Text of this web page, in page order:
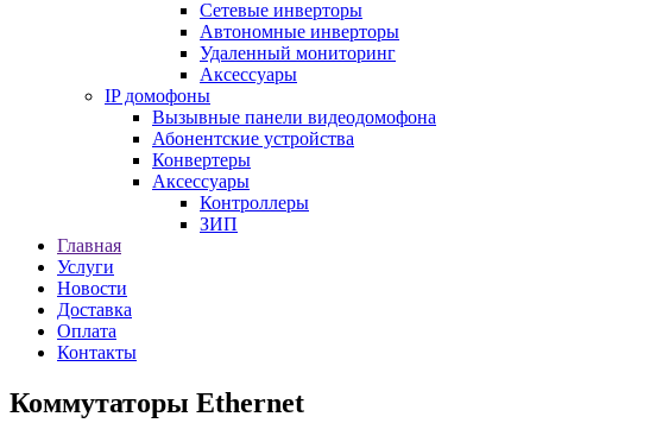
Сетевые инверторы
Автономные инверторы
Удаленный мониторинг
Аксессуары
IP домофоны
Вызывные панели видеодомофона
Абонентские устройства
Конвертеры
Аксессуары
Контроллеры
ЗИП
Главная
Услуги
Новости
Доставка
Оплата
Контакты
Коммутаторы Ethernet